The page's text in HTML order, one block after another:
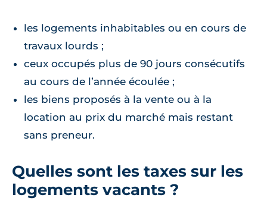
les logements inhabitables ou en cours de
travaux lourds ;
ceux occupés plus de 90 jours consécutifs
au cours de l’année écoulée ;
les biens proposés à la vente ou à la
location au prix du marché mais restant
sans preneur.
Quelles sont les taxes sur les
logements vacants ?